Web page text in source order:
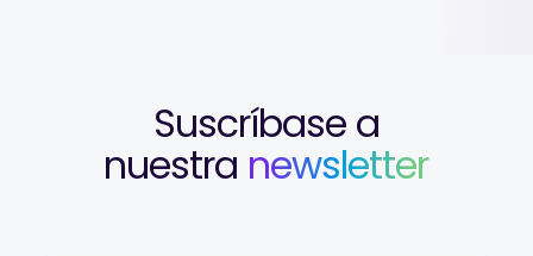
Suscríbase a
nuestra newsletter